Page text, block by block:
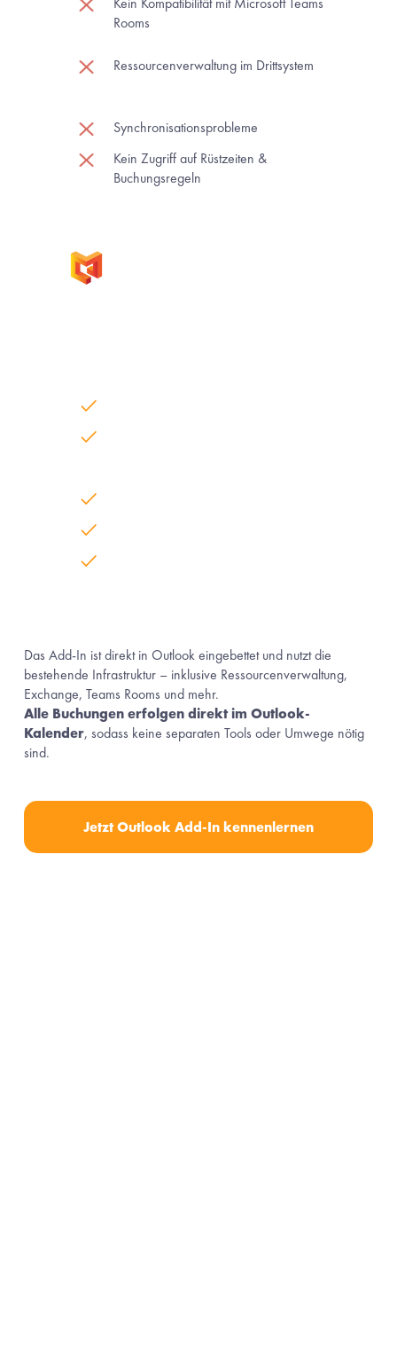
Rooms
Ressourcenverwaltung im Drittsystem
Synchronisationsprobleme
Kein Zugriff auf Rüstzeiten &
Buchungsregeln
Das Add-In ist direkt in Outlook eingebettet und nutzt die
bestehende Infrastruktur – inklusive Ressourcenverwaltung,
Exchange, Teams Rooms und mehr.
Alle Buchungen erfolgen direkt im Outlook-
Kalender, sodass keine separaten Tools oder Umwege nötig
sind.
Jetzt Outlook Add-In kennenlernen